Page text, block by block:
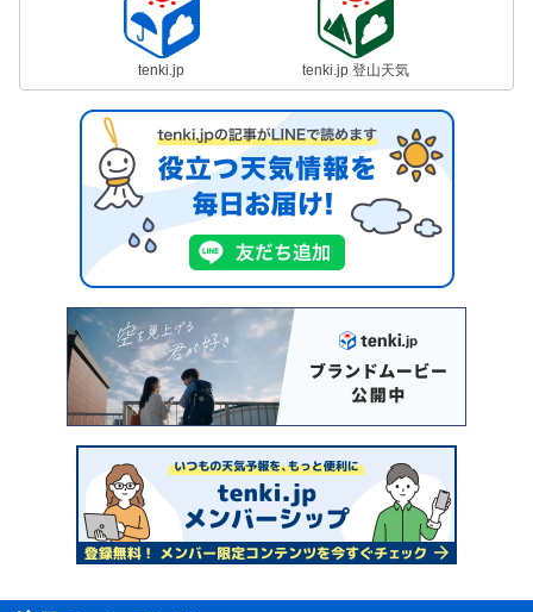
tenki.jp tenki.jp 登山天気